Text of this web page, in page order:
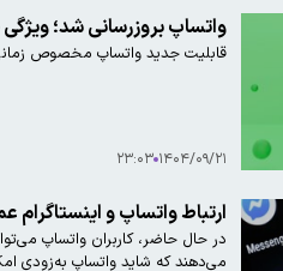
واتساپ بروزرسانی شد؛
قابلیت جدید واتساپ مخصوص
۱۴۰۴/۰۹/۲۱ ۲۳:۰۳
ارتباط واتساپ و
در حال حاضر، کاربران واتساپ
می‌دهند که شاید واتساپ به‌زودی